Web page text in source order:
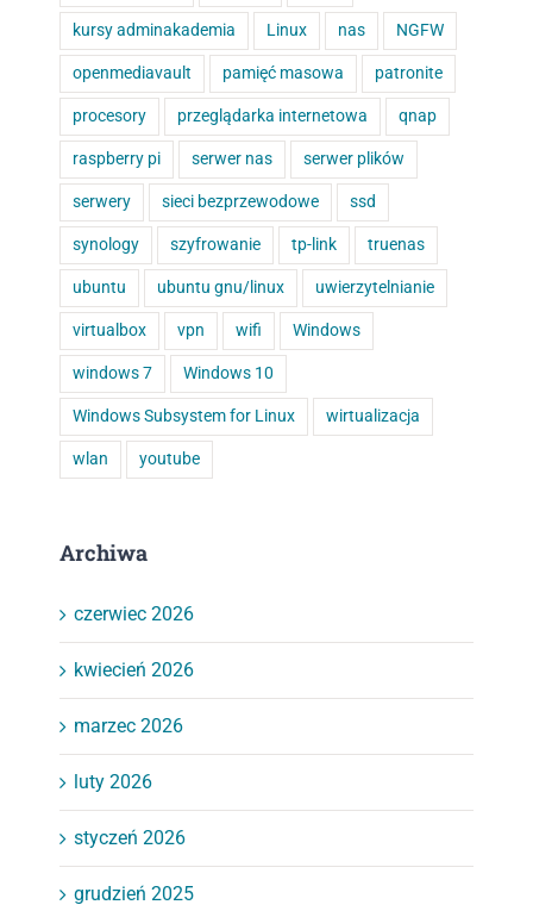
kursy adminakademia Linux nas NGFW
openmediavault pamięć masowa patronite
procesory przeglądarka internetowa qnap
raspberry pi serwer nas serwer plików
serwery sieci bezprzewodowe ssd
synology szyfrowanie tp-link truenas
ubuntu ubuntu gnu/linux uwierzytelnianie
virtualbox vpn wifi Windows
windows 7 Windows 10
Windows Subsystem for Linux wirtualizacja
wlan youtube
Archiwa
czerwiec 2026
kwiecień 2026
marzec 2026
luty 2026
styczeń 2026
grudzień 2025